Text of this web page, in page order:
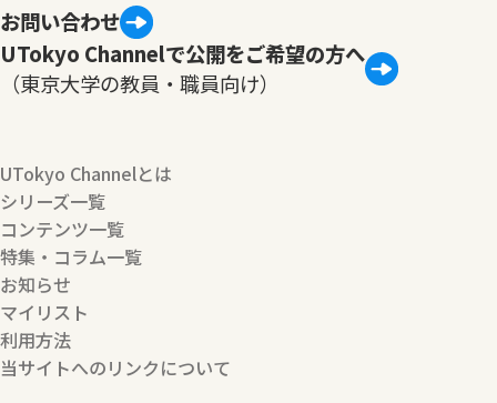
お問い合わせ
UTokyo Channelで公開をご希望の方へ
（東京大学の教員・職員向け）
UTokyo Channelとは
シリーズ一覧
コンテンツ一覧
特集・コラム一覧
お知らせ
マイリスト
利用方法
当サイトへのリンクについて